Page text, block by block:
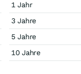
1 Jahr
3 Jahre
5 Jahre
10 Jahre